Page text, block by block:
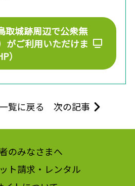
取城跡周辺で公衆無
がご利用いただけま
）
覧に戻る 次の記事
のみなさまへ
ト請求・レンタル